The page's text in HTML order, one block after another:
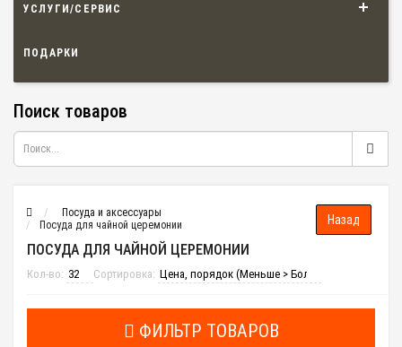
УСЛУГИ/СЕРВИС
ПОДАРКИ
Поиск товаров
Посуда и аксессуары
Посуда для чайной церемонии
ПОСУДА ДЛЯ ЧАЙНОЙ ЦЕРЕМОНИИ
Кол-во: Сортировка:
ФИЛЬТР ТОВАРОВ